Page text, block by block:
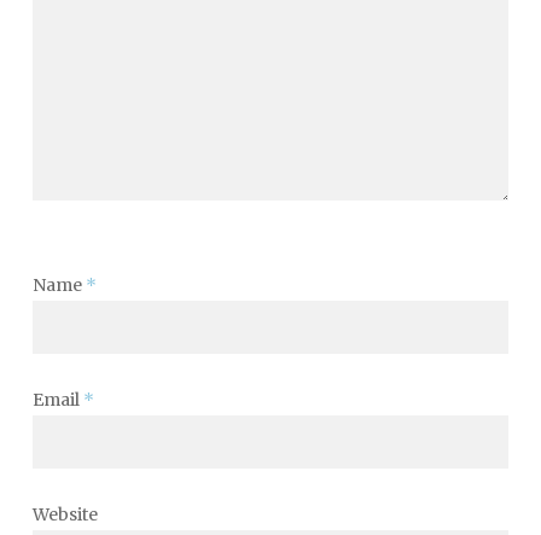
Name *
Email *
Website